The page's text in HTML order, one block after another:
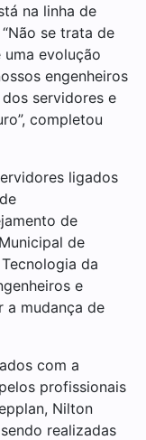
na linha de
se trata de
uma evolução
engenheiros
servidores e
completou
ligados
de
de
da
e
a mudança de
com a
profissionais
Nilton
realizadas